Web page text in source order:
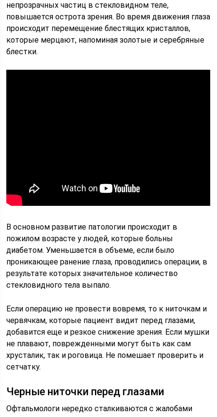
непрозрачных частиц в стекловидном теле,
повышается острота зрения. Во время движения глаза
происходит перемещение блестящих кристаллов,
которые мерцают, напоминая золотые и серебряные
блестки.
В основном развитие патологии происходит в
пожилом возрасте у людей, которые больны
диабетом. Уменьшается в объеме, если было
проникающее ранение глаза, проводились операции, в
результате которых значительное количество
стекловидного тела выпало.
Если операцию не провести вовремя, то к ниточкам и
червячкам, которые пациент видит перед глазами,
добавится еще и резкое снижение зрения. Если мушки
не плавают, поврежденными могут быть как сам
хрусталик, так и роговица. Не помешает проверить и
сетчатку.
Черные ниточки перед глазами
Офтальмологи нередко сталкиваются с жалобами